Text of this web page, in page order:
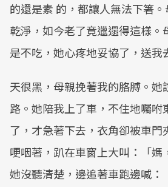
的還是素 的，都讓人無法下箸
乾淨，如今老了竟邋遢得這樣。
是不吃，她心疼地妥協了，送我
天很黑，母親挽著我的胳膊。她
路。她陪我上了車，不住地囑咐
了，才急著下去，衣角卻被車門
哽咽著，趴在車窗上大叫：「媽
她沒聽清楚，邊追著車跑邊喊：